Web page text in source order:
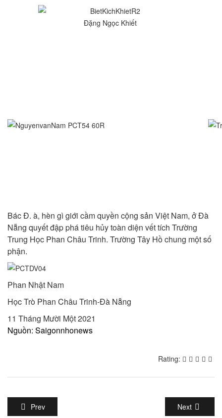
Đặng Ngọc Khiết
Bác Đ. à, hèn gì giới cầm quyền cộng sản Việt Nam, ở Đà
Nẵng quyết đập phá tiêu hủy toàn diện vết tích Trường
Trung Học Phan Châu Trinh. Trường Tây Hồ chung một số
phận.
Phan Nhật Nam
Học Trò Phan Châu Trinh-Đà Nẵng
11 Tháng Mười Một 2021
Nguồn: Saigonnhonews
Rating:
Prev Next